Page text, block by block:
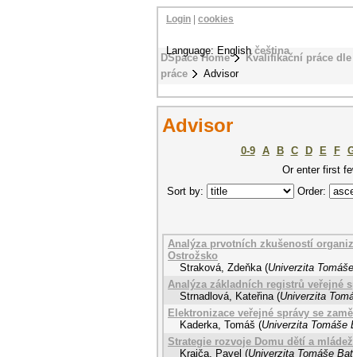
DSpace Home Kvalifikační práce
práce
Advisor
Login cookies
Language: Englishčeština
Advisor
0-9 A B C D E F
Or enter first
Sort by:
Order:
Analýza prvotních zkušeností
Ostrožsko
Straková, Zdeňka (Univerzita
Analýza základních registrů veřejné
Strnadlová, Kateřina (Univerzita
Elektronizace veřejné správy se
Kaderka, Tomáš (Univerzita Tomáše
Strategie rozvoje Domu dětí a
Krajča, Pavel (Univerzita Tomáše